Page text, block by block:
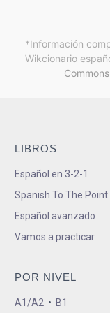
*Información
Wikcionario
LIBROS
Español en 3-2-1
Spanish To The Point
Español avanzado
Vamos a practicar
POR NIVEL
A1/A2 • B1